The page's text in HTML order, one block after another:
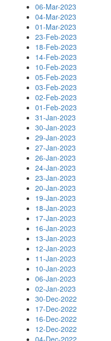
06-Mar-2023
04-Mar-2023
01-Mar-2023
23-Feb-2023
18-Feb-2023
14-Feb-2023
10-Feb-2023
05-Feb-2023
03-Feb-2023
02-Feb-2023
01-Feb-2023
31-Jan-2023
30-Jan-2023
29-Jan-2023
27-Jan-2023
26-Jan-2023
24-Jan-2023
23-Jan-2023
20-Jan-2023
19-Jan-2023
18-Jan-2023
17-Jan-2023
16-Jan-2023
13-Jan-2023
12-Jan-2023
11-Jan-2023
10-Jan-2023
06-Jan-2023
02-Jan-2023
30-Dec-2022
17-Dec-2022
16-Dec-2022
12-Dec-2022
04-Dec-2022